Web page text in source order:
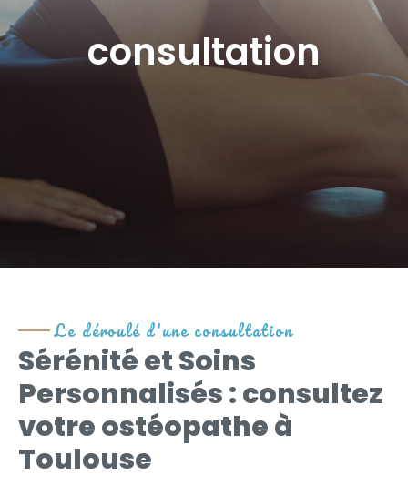
consultation
Le déroulé d'une consultation
Sérénité et Soins
Personnalisés : consultez
votre ostéopathe à
Toulouse